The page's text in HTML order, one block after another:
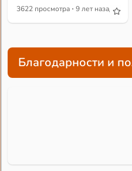
3622 просмотра · 9 лет назад
Благодарности и